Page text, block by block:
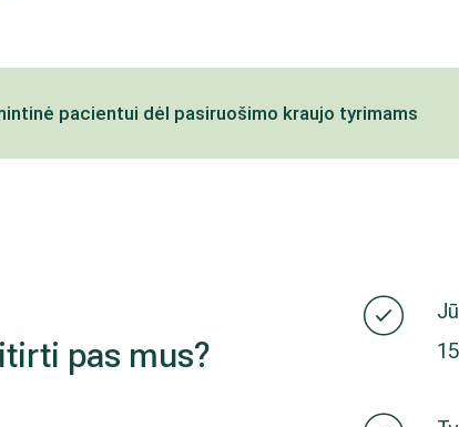
pacientui dėl pasiruošimo kraujo tyrimams
pas mus?